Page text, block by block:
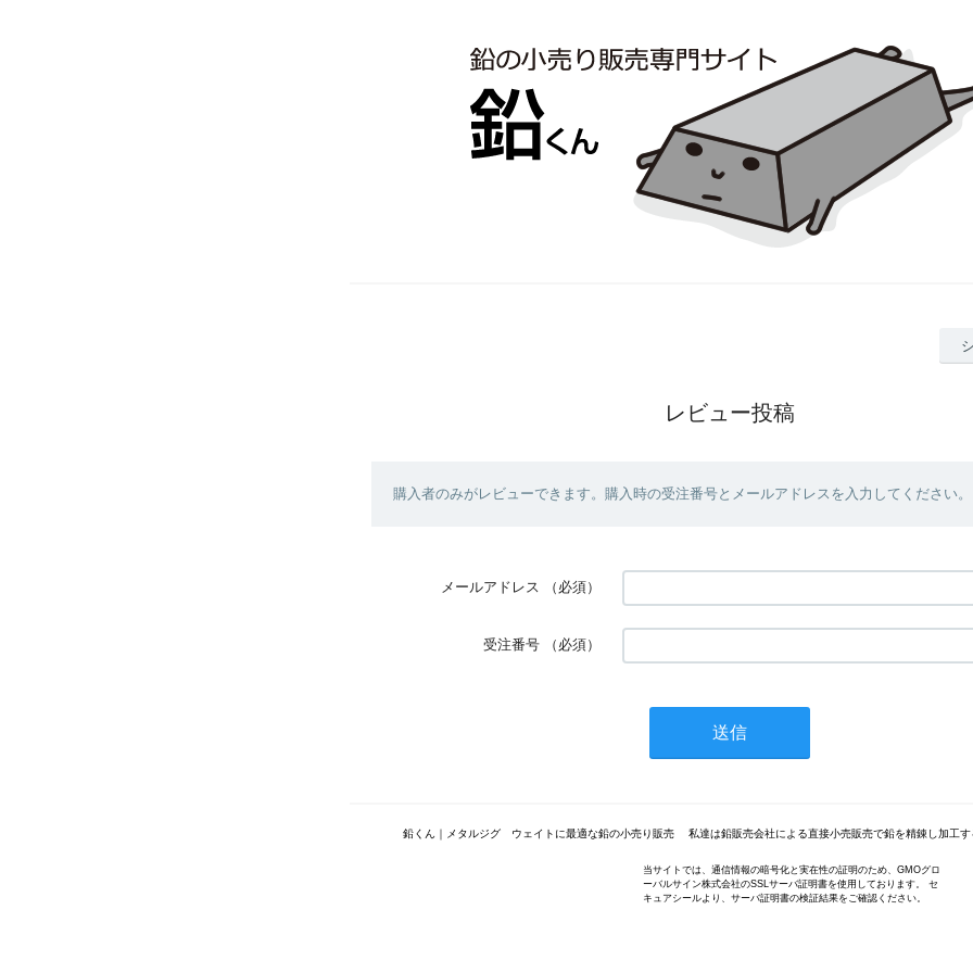
レビュー投稿
購入者のみがレビューできます。購入時の受注番号とメールアドレスを入力してください。
メールアドレス （必須）
受注番号 （必須）
鉛くん｜メタルジグ ウェイトに最適な鉛の小売り販売 私達は鉛販売会社による直接小売販売で鉛を精錬し加工す
当サイトでは、通信情報の暗号化と実在性の証明のため、GMOグロ
ーバルサイン株式会社のSSLサーバ証明書を使用しております。 セ
キュアシールより、サーバ証明書の検証結果をご確認ください。